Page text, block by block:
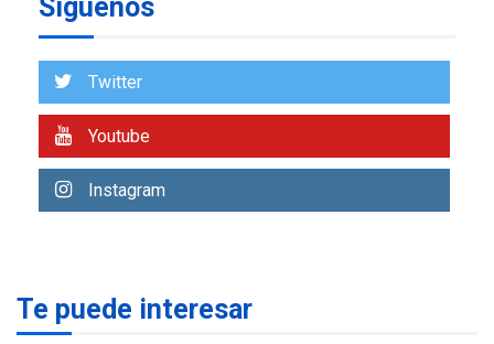
2
Argentina para despedir a
Funsone benefició a 46
REGIONALES
Síguenos
Twitter
Youtube
Instagram
Te puede interesar